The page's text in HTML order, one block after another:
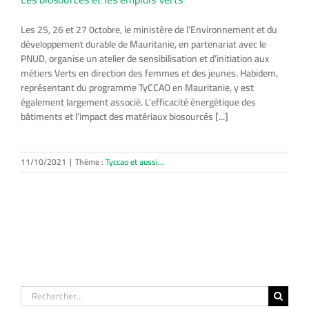
Les 25, 26 et 27 0ctobre, le ministère de l’Environnement et du
développement durable de Mauritanie, en partenariat avec le
PNUD, organise un atelier de sensibilisation et d’initiation aux
métiers Verts en direction des femmes et des jeunes. Habidem,
représentant du programme TyCCAO en Mauritanie, y est
également largement associé. L’efficacité énergétique des
bâtiments et l’impact des matériaux biosourcés [...]
11/10/2021 | Thème :Tyccao et aussi...
Rechercher: